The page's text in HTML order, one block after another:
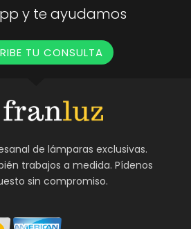
y te ayudamos
TU CONSULTA
de lámparas exclusivas.
trabajos a medida. Pídenos
sin compromiso.